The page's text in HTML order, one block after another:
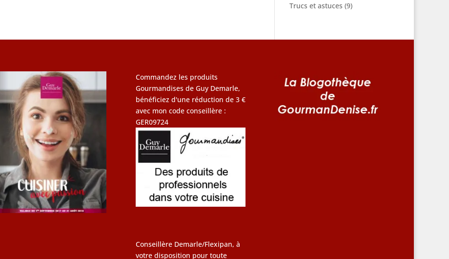
Trucs et astuces (9)
Commandez les produits
Gourmandises de Guy Demarle,
bénéficiez d'une réduction de 3 €
avec mon code conseillère :
GER09724
Conseillère Demarle/Flexipan, à
votre disposition pour toute